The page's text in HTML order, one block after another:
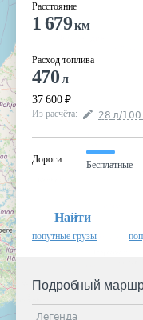
Расстояние
1 679км
Расход топлива
470л
37 600 ₽
Из расчёта: 28 л/100
Дороги:
Бесплатные
Найти
попутные грузы
Подробный
Легенда